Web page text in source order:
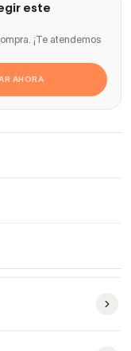
este
¡Te atendemos
AHORA